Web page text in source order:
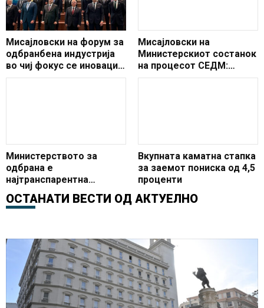
Мисајловски на форум за
одбранбена индустрија
во чиј фокус се иновации
и развој на одбранбената
Мисајловски на
Министерскиот состанок
на процесот СЕДМ:
Македонија ја
Министерството за
одбрана е
најтранспарентна
институција во државата
Вкупната каматна стапка
за заемот пониска од 4,5
проценти
ОСТАНАТИ ВЕСТИ ОД АКТУЕЛНО